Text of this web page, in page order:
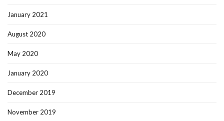
January 2021
August 2020
May 2020
January 2020
December 2019
November 2019